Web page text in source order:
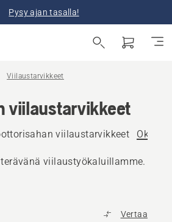
Pysy ajan tasalla!
Viilaustarvikkeet
viilaustarvikkeet
viilaustarvikkeet
viilaustyökaluillamme.
Vertaa